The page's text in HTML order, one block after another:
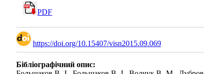
PDF
https://doi.org/10.15407/visn2015.09.069
Бібліографічний опис: